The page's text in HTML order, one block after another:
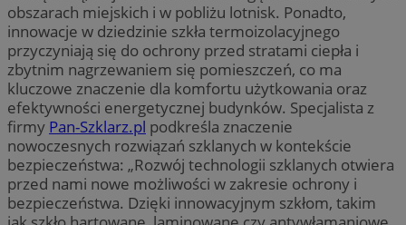
obszarach miejskich i w pobliżu lotnisk. Ponadto,
innowacje w dziedzinie szkła termoizolacyjnego
przyczyniają się do ochrony przed stratami ciepła i
zbytnim nagrzewaniem się pomieszczeń, co ma
kluczowe znaczenie dla komfortu użytkowania oraz
efektywności energetycznej budynków. Specjalista z
firmy Pan-Szklarz.pl podkreśla znaczenie
nowoczesnych rozwiązań szklanych w kontekście
bezpieczeństwa: „Rozwój technologii szklanych otwiera
przed nami nowe możliwości w zakresie ochrony i
bezpieczeństwa. Dzięki innowacyjnym szkłom, takim